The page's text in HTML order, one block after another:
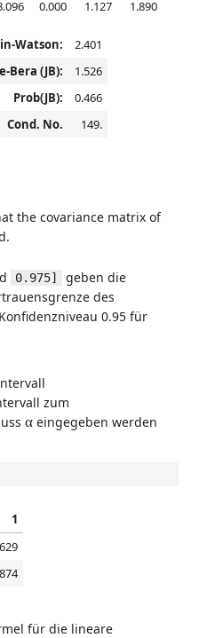
0.000 1.127 1.890
Watson:
2.401
Bera (JB):
1.526
Prob(JB):
0.466
Cond. No. 149.
the covariance matrix of
0.975]
geben die
des
0.95 für
zum
α
αeingegeben werden
1
für die lineare